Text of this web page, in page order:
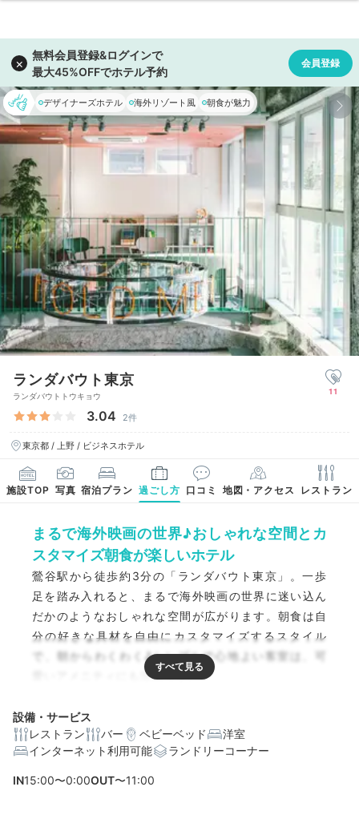
デザイナーズホテル 海外リゾート風 朝食が魅力
ランダバウト東京
ランダバウトトウキョウ
3.04 2件
東京都 / 上野 / ビジネスホテル
11
施設TOP 写真 宿泊プラン 過ごし方 口コミ 地図・アクセス レストラン
まるで海外映画の世界♪おしゃれな空間とカ
スタマイズ朝食が楽しいホテル
鶯谷駅から徒歩約3分の「ランダバウト東京」。一歩
足を踏み入れると、まるで海外映画の世界に迷い込ん
だかのようなおしゃれな空間が広がります。朝食は自
分の好きな具材を自由にカスタマイズするスタイル
で、朝からわくわく♪シンプルで心地よい客室は、可
愛いアメニティにも注目です。
編集部おすすめの３つのポイント
設備・サービス
レストラン
バー ベビーベッド
洋室
インターネット利用可能
ランドリーコーナー
IN15:00〜0:00OUT〜11:00